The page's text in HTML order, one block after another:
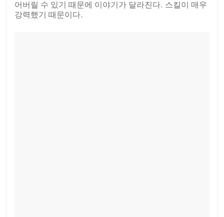
어버릴 수 있기 때문에 이야기가 달라진다. 스킬이 매우
강력했기 때문이다.